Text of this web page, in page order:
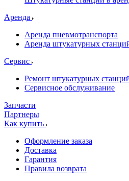
Аренда
Аренда пневмотранспорта
Аренда штукатурных
Сервис
Ремонт штукатурных
Сервисное обслуживание
Запчасти
Партнеры
Как купить
Оформление заказа
Доставка
Гарантия
Правила возврата